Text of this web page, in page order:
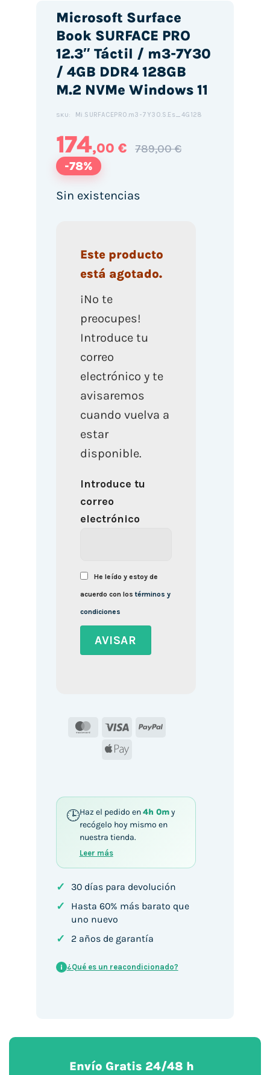
Microsoft Surface
Book SURFACE PRO
12.3″ Táctil / m3-7Y30
/ 4GB DDR4 128GB
M.2 NVMe Windows 11
SKU: Mi.SURFACEPRO.m3-7Y30.S.Es_4G128
174,00 € 789,00 €
-78%
Sin existencias
Este producto
está agotado.
¡No te
preocupes!
Introduce tu
correo
electrónico y te
avisaremos
cuando vuelva a
estar
disponible.
Introduce tu
correo
electrónico
He leído y estoy de
acuerdo con lostérminos y
condiciones
MasterCard
Visa
PayPal
Apple
Haz el pedido en4h 0my
recógelo hoy mismo en
nuestra tienda.
Leer más
✓ 30 días para devolución
✓
Hasta 60% más barato que
uno nuevo
✓ 2 años de garantía
i ¿Qué es un reacondicionado?
Envío Gratis 24/48 h